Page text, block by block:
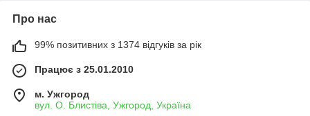
або пластикові) — це обов'язкова умова для забезпечення
найвищої схоронності насіння цибулі-чорнушки, яке дуже
чутливе до вологи та перепадів температур.
цибулі, що відрізняються ідеальною вирівняністю цибулин за
однорідним визріванням шийки та потужним восковим
нальотом, який підвищує стійкість до хвороб і шкідників.
Про нас
99% позитивних з 1374 відгуків за рік
Працює з 25.01.2010
м. Ужгород
вул. О. Блистіва, Ужгород, Україна